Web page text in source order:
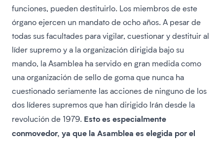
funciones, pueden destituirlo. Los miembros de este
órgano ejercen un mandato de ocho años. A pesar de
todas sus facultades para vigilar, cuestionar y destituir al
líder supremo y a la organización dirigida bajo su
mando, la Asamblea ha servido en gran medida como
una organización de sello de goma que nunca ha
cuestionado seriamente las acciones de ninguno de los
dos líderes supremos que han dirigido Irán desde la
revolución de 1979. Esto es especialmente
conmovedor, ya que la Asamblea es elegida por el